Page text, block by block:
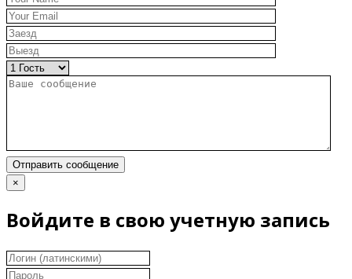
Отправить сообщение
×
Войдите в свою учетную запись